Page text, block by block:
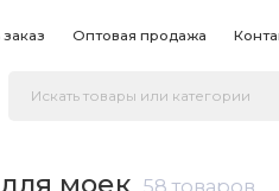
Оптовая продажа
моек 58 товаров